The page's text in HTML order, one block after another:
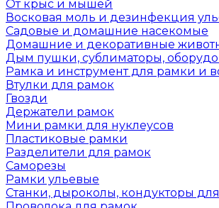
От крыс и мышей
Восковая моль и дезинфекция
Садовые и домашние насекомые
Домашние и декоративные
Дым пушки, сублиматоры,
Рамка и инструмент для рамки и
Втулки для рамок
Гвозди
Держатели рамок
Мини рамки для нуклеусов
Пластиковые рамки
Разделители для рамок
Саморезы
Рамки ульевые
Станки, дыроколы, кондукторы